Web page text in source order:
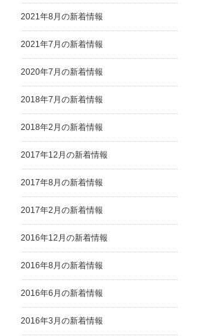
2021年8月の新着情報
2021年7月の新着情報
2020年7月の新着情報
2018年7月の新着情報
2018年2月の新着情報
2017年12月の新着情報
2017年8月の新着情報
2017年2月の新着情報
2016年12月の新着情報
2016年8月の新着情報
2016年6月の新着情報
2016年3月の新着情報